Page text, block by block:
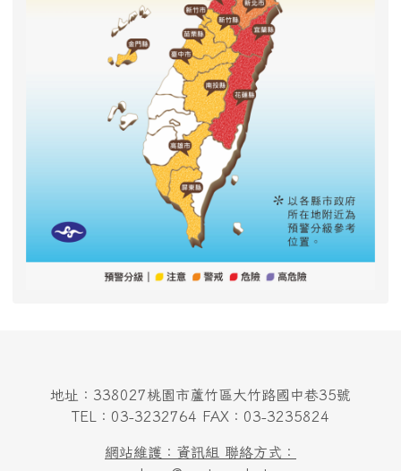
地址：338027桃園市蘆竹區大竹路國中巷35號
TEL：03-3232764 FAX：03-3235824
網站維護：資訊組 聯絡方式：